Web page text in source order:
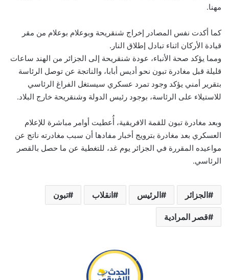
مهنا.
كما أكدت نفس المصادر إخراج شنقريحة وبوعلام بوعلام من مقر
قيادة الأركان اثناء تبادل إطلاق النار.
ومما يؤكد صحة الأنباء، عودة شنقريحة إلى الجزائر من الهند ساعات
قليلة قبل مغادرة تبون نحو أديس أبابا، والناتجة عن توصل الرئاسة
بتقرير أمني يؤكد وجود تمرد عسكري سيستغل الفراغ الرئاسي
للاستيلاء على الرئاسة، بوجود رئيس الدولة وشنقريحة خارج البلاد.
وبعد مغادرة تبون للقمة الافريقية، أُعطيت أوامر مباشرة للإعلام
العسكري بعد مغادرة بترويج أخبار مفادها أن سبب مغادرته ناتج عن
مواعيده المقررة في الجزائر يوم غد، للتغطية عن ما حصل بالقصر
الرئاسي.
الجزائر الرئيس انقلاب تبون
قصر المرادية